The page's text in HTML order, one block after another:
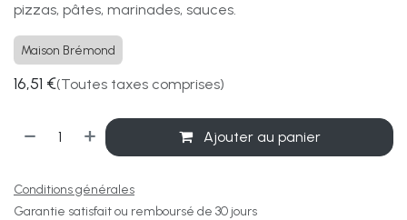
pizzas, pâtes, marinades, sauces.
Maison Brémond
16,51 €(Toutes taxes comprises)
Ajouter au panier
Conditions générales
Garantie satisfait ou remboursé de 30 jours